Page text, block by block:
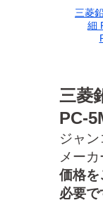
三菱
PC-
ジャ
メー
価格を
必要で
三菱
細